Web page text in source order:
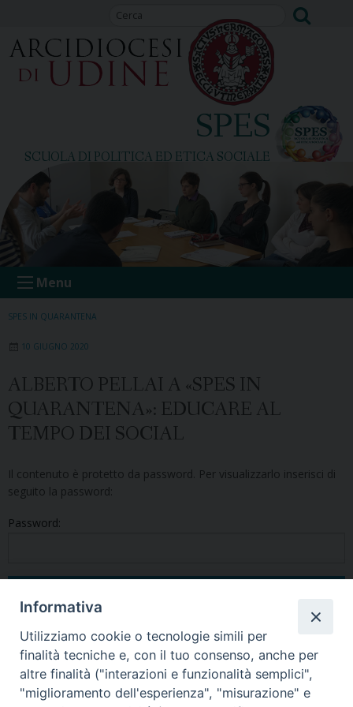
content
SPES
SCUOLA DI POLITICA ED ETICA SOCIALE
Menu
SPES IN QUARANTENA
10 GIUGNO 2020
ALBERTO PELLAI A «SPES IN
QUARANTENA»: EDUCARE AL
TEMPO DEI SOCIAL
Il contenuto è protetto da password. Per visualizzarlo inserisci di
seguito la password:
Password:
Condividi questo articolo
Informativa
Utilizziamo cookie o tecnologie simili per
finalità tecniche e, con il tuo consenso, anche per
altre finalità ("interazioni e funzionalità semplici",
"miglioramento dell'esperienza", "misurazione" e